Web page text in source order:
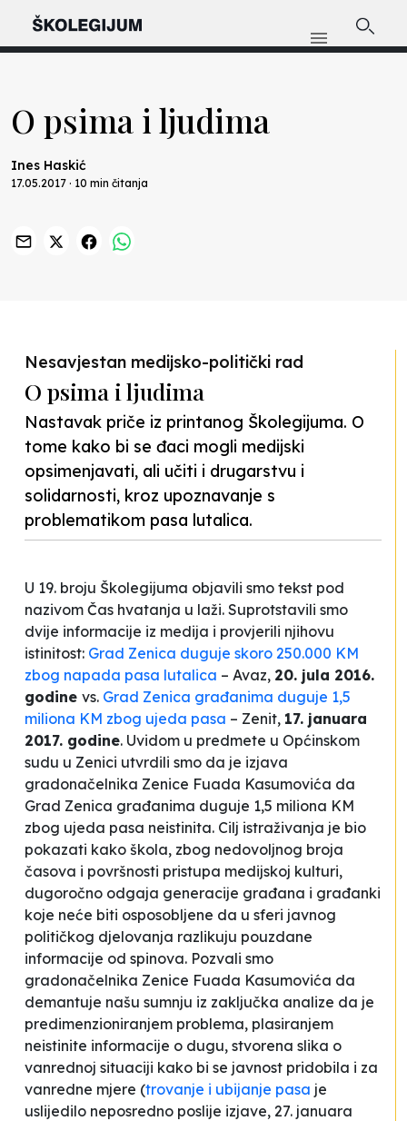
O psima i ljudima
Ines Haskić
17.05.2017 · 10 min čitanja
Nesavjestan medijsko-politički rad
O psima i ljudima
Nastavak priče iz printanog Školegijuma. O
tome kako bi se đaci mogli medijski
opsimenjavati, ali učiti i drugarstvu i
solidarnosti, kroz upoznavanje s
problematikom pasa lutalica.
U 19. broju Školegijuma objavili smo tekst pod
nazivom Čas hvatanja u laži. Suprotstavili smo
dvije informacije iz medija i provjerili njihovu
istinitost: Grad Zenica duguje skoro 250.000 KM
zbog napada pasa lutalica – Avaz, 20. jula 2016.
godine vs. Grad Zenica građanima duguje 1,5
miliona KM zbog ujeda pasa – Zenit, 17. januara
2017. godine. Uvidom u predmete u Općinskom
sudu u Zenici utvrdili smo da je izjava
gradonačelnika Zenice Fuada Kasumovića da
Grad Zenica građanima duguje 1,5 miliona KM
zbog ujeda pasa neistinita. Cilj istraživanja je bio
pokazati kako škola, zbog nedovoljnog broja
časova i površnosti pristupa medijskoj kulturi,
dugoročno odgaja generacije građana i građanki
koje neće biti osposobljene da u sferi javnog
političkog djelovanja razlikuju pouzdane
informacije od spinova. Pozvali smo
gradonačelnika Zenice Fuada Kasumovića da
demantuje našu sumnju iz zaključka analize da je
predimenzioniranjem problema, plasiranjem
neistinite informacije o dugu, stvorena slika o
vanrednoj situaciji kako bi se javnost pridobila i za
vanredne mjere (trovanje i ubijanje pasa je
uslijedilo neposredno poslije izjave, 27. januara